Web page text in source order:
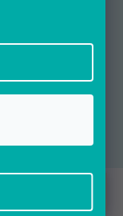
100 EUR sú s
vyhradené.